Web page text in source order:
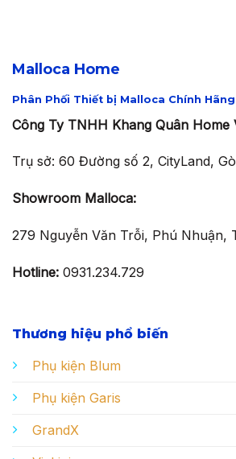
Malloca Home
Phân Phối Thiết bị Malloca Chính Hãng
Công Ty TNHH Khang Quân Home
Trụ sở: 60 Đường số 2, CityLand,
Showroom Malloca:
279 Nguyễn Văn Trỗi, Phú Nhuận,
Hotline: 0931.234.729
Thương hiệu phổ biến
Phụ kiện Blum
Phụ kiện Garis
GrandX